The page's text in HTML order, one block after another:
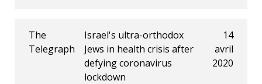
The
Telegraph
Israel's ultra-orthodox
Jews in health crisis after
defying coronavirus
lockdown
14
avril
2020